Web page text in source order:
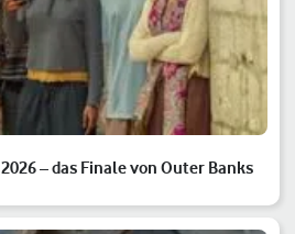
– das Finale von Outer Banks